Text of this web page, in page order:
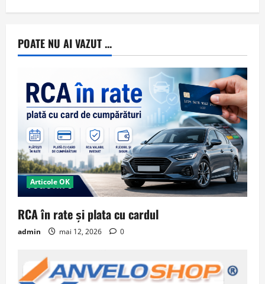
POATE NU AI VAZUT ...
Articole OK
RCA în rate și plata cu cardul
admin mai 12, 2026 0